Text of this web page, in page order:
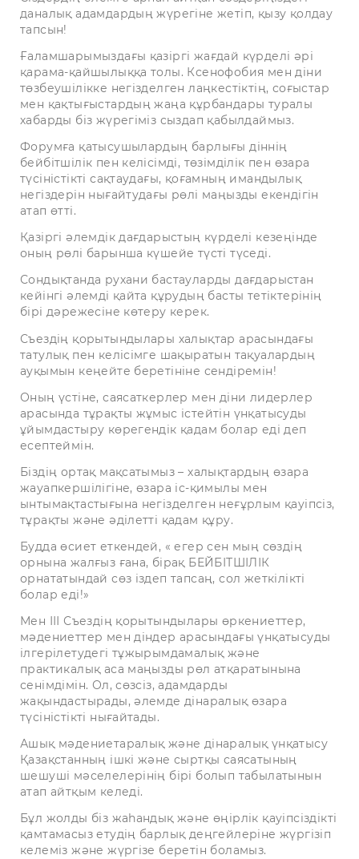
даналық адамдардың жүрегіне жетіп, қызу қолдау
тапсын!
Ғаламшарымыздағы қазіргі жағдай күрделі әрі
қарама-қайшылыққа толы. Ксенофобия мен діни
төзбеушілікке негізделген лаңкестіктің, соғыстар
мен қақтығыстардың жаңа құрбандары туралы
хабарды біз жүрегіміз сыздап қабылдаймыз.
Форумға қатысушылардың барлығы діннің
бейбітшілік пен келісімді, төзімділік пен өзара
түсіністікті сақтаудағы, қоғамның имандылық
негіздерін нығайтудағы рөлі маңызды екендігін
атап өтті.
Қазіргі әлемдік дағдарыстың күрделі кезеңінде
оның рөлі барынша күшейе түсті түседі.
Сондықтанда рухани бастауларды дағдарыстан
кейінгі әлемді қайта құрудың басты тетіктерінің
бірі дәрежесіне көтеру керек.
Съездің қорытындылары халықтар арасындағы
татулық пен келісімге шақыратын тақуалардың
ауқымын кеңейте беретініне сендіремін!
Оның үстіне, саясаткерлер мен діни лидерлер
арасында тұрақты жұмыс істейтін үнқатысуды
ұйымдастыру көрегендік қадам болар еді деп
есептеймін.
Біздің ортақ мақсатымыз – халықтардың өзара
жауапкершілігіне, өзара іс-қимылы мен
ынтымақтастығына негізделген неғұрлым қауіпсіз,
тұрақты және әділетті қадам құру.
Будда өсиет еткендей, « егер сен мың сөздің
орнына жалғыз ғана, бірақ БЕЙБІТШІЛІК
орнататындай сөз іздеп тапсаң, сол жеткілікті
болар еді!»
Мен ІІІ Съездің қорытындылары өркениеттер,
мәдениеттер мен діндер арасындағы үнқатысуды
ілгерілетудегі тұжырымдамалық және
практикалық аса маңызды рөл атқаратынына
сенімдімін. Ол, сөзсіз, адамдарды
жақындастырады, әлемде дінаралық өзара
түсіністікті нығайтады.
Ашық мәдениетаралық және дінаралық үнқатысу
Қазақстанның ішкі және сыртқы саясатының
шешуші мәселелерінің бірі болып табылатынын
атап айтқым келеді.
Бұл жолды біз жаһандық және өңірлік қауіпсіздікті
қамтамасыз етудің барлық деңгейлеріне жүргізіп
келеміз және жүргізе беретін боламыз.